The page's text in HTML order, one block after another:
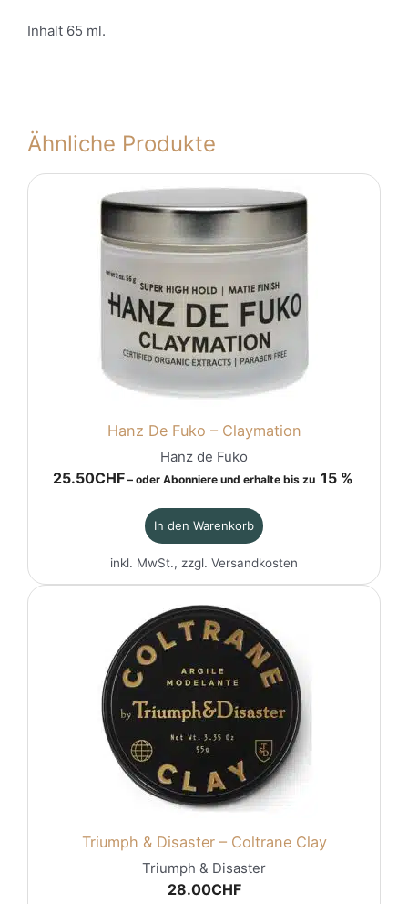
Inhalt 65 ml.
Ähnliche Produkte
Hanz De Fuko – Claymation
Hanz de Fuko
25.50CHF – oder Abonniere und erhalte bis zu 15 %
In den Warenkorb
inkl. MwSt., zzgl. Versandkosten
Triumph & Disaster – Coltrane Clay
Triumph & Disaster
28.00CHF